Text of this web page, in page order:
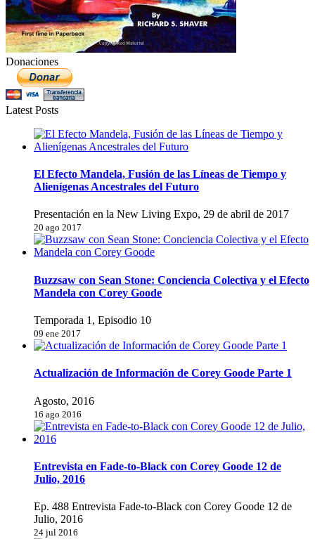
Donaciones
Latest Posts
El Efecto Mandela, Fusión de las Líneas de Tiempo y
Alienígenas Ancestrales del Futuro
Presentación en la New Living Expo, 29 de abril de 2017
20 ago 2017
Buzzsaw con Sean Stone: Conciencia Colectiva y el Efecto
Mandela con Corey Goode
Temporada 1, Episodio 10
09 ene 2017
Actualización de Información de Corey Goode Parte 1
Agosto, 2016
16 ago 2016
Entrevista en Fade-to-Black con Corey Goode 12 de
Julio, 2016
Ep. 488 Entrevista Fade-to-Black con Corey Goode 12 de
Julio, 2016
24 jul 2016